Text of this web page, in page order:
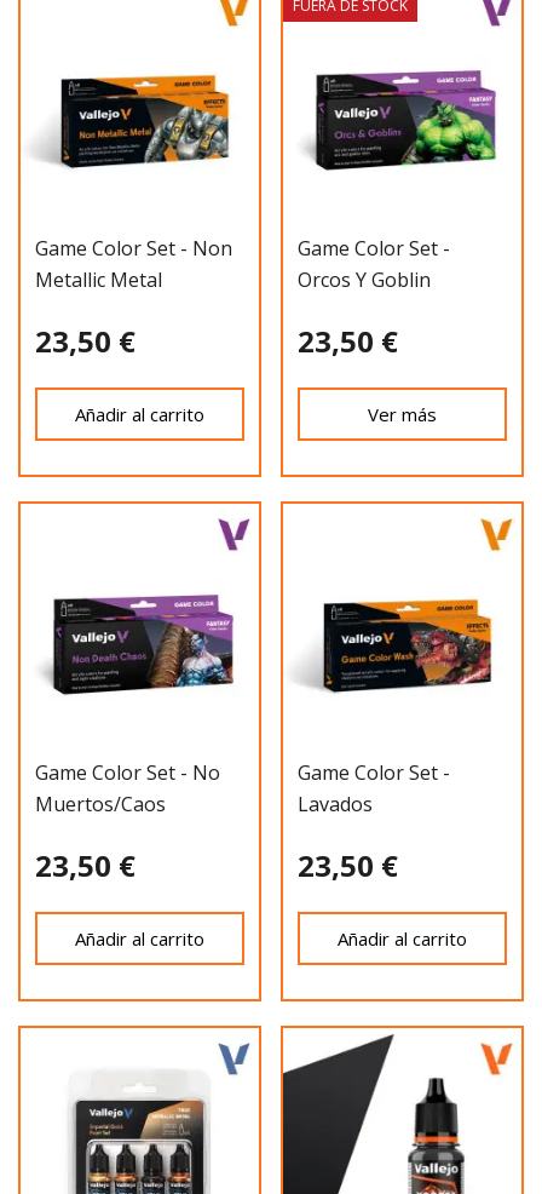
Game Color Set - Non
Metallic Metal
23,50 €
Añadir al carrito
Game Color Set -
Orcos Y Goblin
23,50 €
Ver más
FUERA DE STOCK
Game Color Set - No
Muertos/Caos
23,50 €
Añadir al carrito
Game Color Set -
Lavados
23,50 €
Añadir al carrito